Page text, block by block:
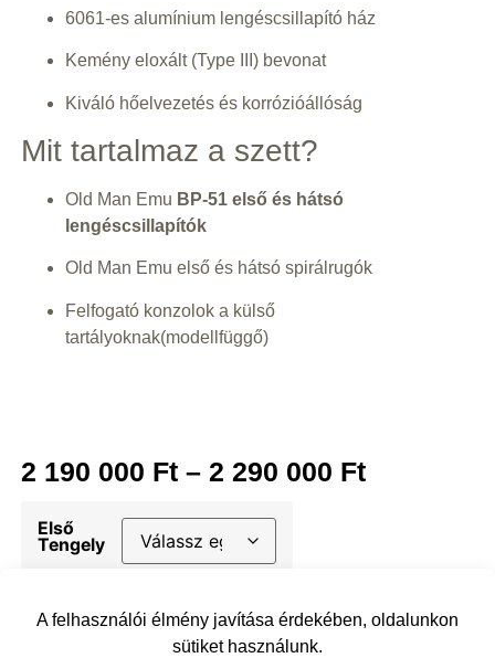
A felhasználói élmény javítása érdekében, oldalunkon
sütiket használunk.
6061-es alumínium lengéscsillapító ház
Kemény eloxált (Type III) bevonat
Kiváló hőelvezetés és korrózióállóság
Mit tartalmaz a szett?
Old Man Emu BP-51 első és hátsó
lengéscsillapítók
Old Man Emu első és hátsó spirálrugók
Felfogató konzolok a külső
tartályoknak(modellfüggő)
2 190 000 Ft– 2 290 000 Ft
Első
Tengely
Tengely